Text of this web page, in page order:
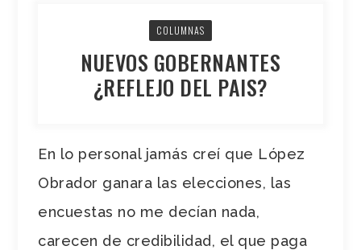
COLUMNAS
NUEVOS GOBERNANTES
¿REFLEJO DEL PAIS?
En lo personal jamás creí que López
Obrador ganara las elecciones, las
encuestas no me decían nada,
carecen de credibilidad, el que paga